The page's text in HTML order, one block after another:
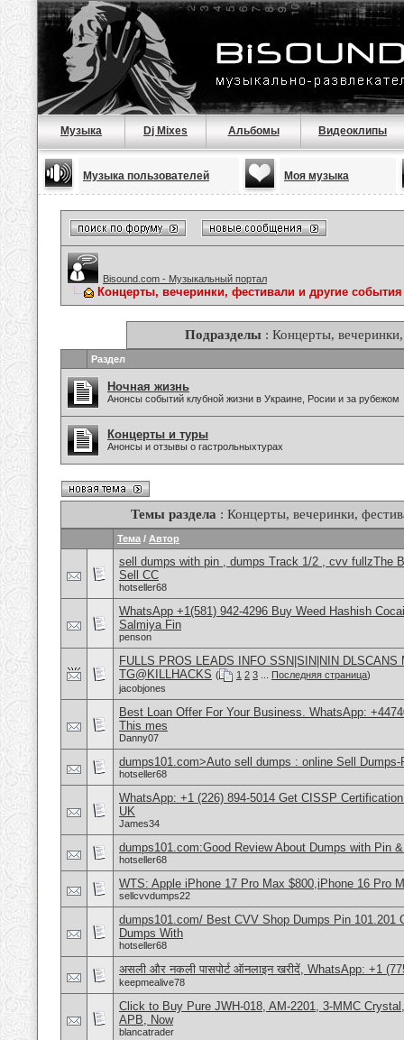
Музыка Dj Mixes Альбомы Видеоклипы
Музыка пользователей Моя музыка
Bisound.com - Музыкальный портал
Концерты, вечеринки, фестивали и другие события
Подразделы: Концерты,
Раздел
Ночная жизнь
Анонсы событий клубной жизни в Украине, Росии и за рубежом
Концерты и туры
Анонсы и отзывы о гастрольныхтурах
Темы раздела : Концерты, вечеринки,
Тема / Автор
sell dumps with pin , dumps Track 1/2 , cvv fullzThe
Sell CC
hotseller68
WhatsApp +1(581) 942-4296 Buy Weed Hashish
Salmiya Fin
penson
FULLS PROS LEADS INFO SSN|SIN|NIN
TG@KILLHACKS ( 1 2 3 Последняя страница)
jacobjones
Best Loan Offer For Your Business. WhatsApp:
This mes
Danny07
dumps101.com>Auto sell dumps : online Sell
hotseller68
WhatsApp: +1 (226) 894-5014​ Get CISSP
UK
James34
dumps101.com:Good Review About Dumps with Pin
hotseller68
WTS: Apple iPhone 17 Pro Max $800,iPhone 16 Pro
sellcvvdumps22
dumps101.com/ Best CVV Shop Dumps Pin 101.201
Dumps With
hotseller68
असली और नकली पासपोर्ट ऑनलाइन खरीदें, WhatsApp: +1
keepmealive78
Click to Buy Pure JWH-018, AM-2201, 3-MMC
APB, Now
blancatrader